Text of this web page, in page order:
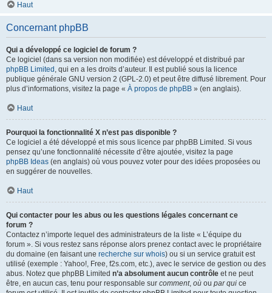
Haut
Concernant phpBB
Qui a développé ce logiciel de forum ?
Ce logiciel (dans sa version non modifiée) est développé et distribué par
phpBB Limited , qui en a les droits d’auteur. Il est publié sous la licence
publique générale GNU version 2 (GPL-2.0) et peut être diffusé librement. Pour
plus d’informations, visitez la page « À propos de phpBB » (en anglais).
Haut
Pourquoi la fonctionnalité X n’est pas disponible ?
Ce logiciel a été développé et mis sous licence par phpBB Limited. Si vous
pensez qu’une fonctionnalité nécessite d’être ajoutée, visitez la page
phpBB Ideas (en anglais) où vous pouvez voter pour des idées proposées ou
en suggérer de nouvelles.
Haut
Qui contacter pour les abus ou les questions légales concernant ce
forum ?
Contactez n’importe lequel des administrateurs de la liste « L’équipe du
forum ». Si vous restez sans réponse alors prenez contact avec le propriétaire
du domaine (en faisant une recherche sur whois) ou si un service gratuit est
utilisé (exemple : Yahoo!, Free, f2s.com, etc.), avec le service de gestion ou des
abus. Notez que phpBB Limited n’a absolument aucun contrôle et ne peut
être, en aucun cas, tenu pour responsable sur comment, où ou par qui ce